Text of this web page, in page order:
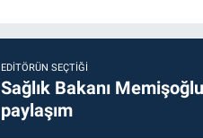
EDITÖRÜN SEÇTIĞI
Sağlık Bakanı
paylaşım